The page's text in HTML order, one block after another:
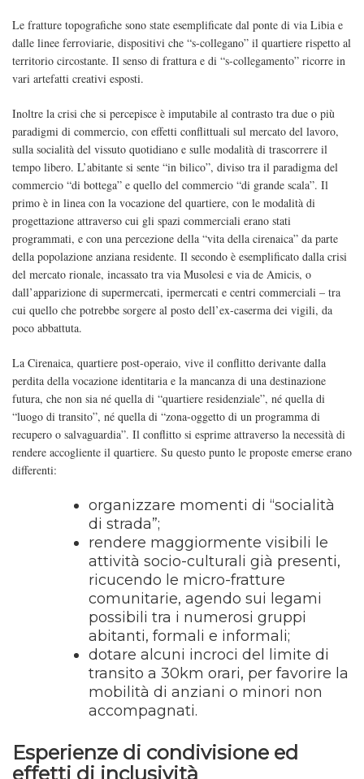
Le fratture topografiche sono state esemplificate dal ponte di via Libia e
dalle linee ferroviarie, dispositivi che “s-collegano” il quartiere rispetto al
territorio circostante. Il senso di frattura e di “s-collegamento” ricorre in
vari artefatti creativi esposti.
Inoltre la crisi che si percepisce è imputabile al contrasto tra due o più
paradigmi di commercio, con effetti conflittuali sul mercato del lavoro,
sulla socialità del vissuto quotidiano e sulle modalità di trascorrere il
tempo libero. L’abitante si sente “in bilico”, diviso tra il paradigma del
commercio “di bottega” e quello del commercio “di grande scala”. Il
primo è in linea con la vocazione del quartiere, con le modalità di
progettazione attraverso cui gli spazi commerciali erano stati
programmati, e con una percezione della “vita della cirenaica” da parte
della popolazione anziana residente. Il secondo è esemplificato dalla crisi
del mercato rionale, incassato tra via Musolesi e via de Amicis, o
dall’apparizione di supermercati, ipermercati e centri commerciali – tra
cui quello che potrebbe sorgere al posto dell’ex-caserma dei vigili, da
poco abbattuta.
La Cirenaica, quartiere post-operaio, vive il conflitto derivante dalla
perdita della vocazione identitaria e la mancanza di una destinazione
futura, che non sia né quella di “quartiere residenziale”, né quella di
“luogo di transito”, né quella di “zona-oggetto di un programma di
recupero o salvaguardia”. Il conflitto si esprime attraverso la necessità di
rendere accogliente il quartiere. Su questo punto le proposte emerse erano
differenti:
organizzare momenti di “socialità
di strada”;
rendere maggiormente visibili le
attività socio-culturali già presenti,
ricucendo le micro-fratture
comunitarie, agendo sui legami
possibili tra i numerosi gruppi
abitanti, formali e informali;
dotare alcuni incroci del limite di
transito a 30km orari, per favorire la
mobilità di anziani o minori non
accompagnati.
Esperienze di condivisione ed
effetti di inclusività